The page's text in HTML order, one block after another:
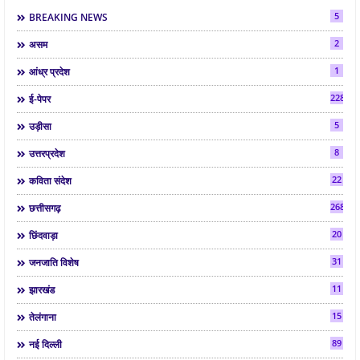
BREAKING NEWS 5
असम 2
आंध्र प्रदेश 1
ई-पेपर 2286
उड़ीसा 5
उत्तरप्रदेश 8
कविता संदेश 22
छत्तीसगढ़ 268
छिंदवाड़ा 20
जनजाति विशेष 31
झारखंड 11
तेलंगाना 15
नई दिल्ली 89